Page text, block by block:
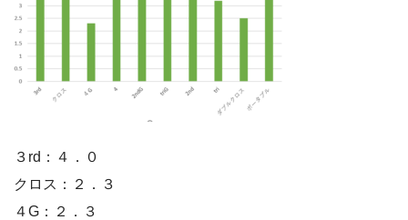
３rd：４．０
クロス：２．３
４G：２．３